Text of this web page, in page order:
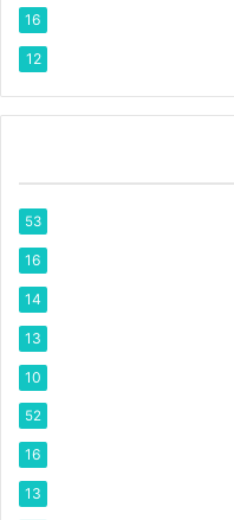
16
12
53
16
14
13
10
52
16
13